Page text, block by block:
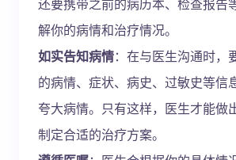
解你的病情和治疗情况。
如实告知病情：在与医生沟通时，
的病情、症状、病史、过敏史等信
夸大病情。只有这样，医生才能做
制定合适的治疗方案。